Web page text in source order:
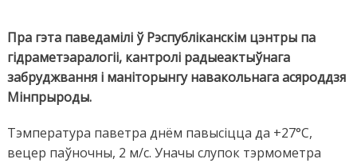
Пра гэта паведамілі ў Рэспубліканскім цэнтры па
гідраметэаралогіі, кантролі радыеактыўнага
забруджвання і маніторынгу навакольнага асяроддзя
Мінпрыроды.
Тэмпература паветра днём павысіцца да +27°C,
вецер паўночны, 2 м/с. Уначы слупок тэрмометра